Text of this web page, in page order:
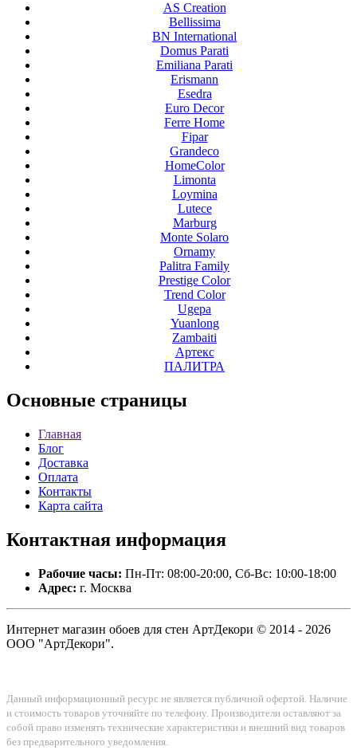
AS Creation
Bellissima
BN International
Domus Parati
Emiliana Parati
Erismann
Esedra
Euro Decor
Ferre Home
Fipar
Grandeco
HomeColor
Limonta
Loymina
Lutece
Marburg
Monte Solaro
Ornamy
Palitra Family
Prestige Color
Trend Color
Ugepa
Yuanlong
Zambaiti
Артекс
ПАЛИТРА
Основные страницы
Главная
Блог
Доставка
Оплата
Контакты
Карта сайта
Контактная информация
Рабочие часы: Пн-Пт: 08:00-20:00, Сб-Вс: 10:00-18:00
Адрес: г. Москва
Интернет магазин обоев для стен АртДекори © 2014 - 2026
ООО "АртДекори".
Данный информационный ресурс не является публичной офертой. Наличие
и стоимость товаров уточняйте по телефону. Производители оставляют за
собой право изменять технические характеристики и внешний вид товаров
без предварительного уведомления.